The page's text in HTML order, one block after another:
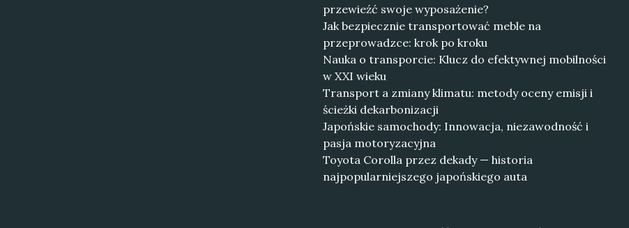
przewieźć swoje wyposażenie?
Jak bezpiecznie transportować meble na
przeprowadzce: krok po kroku
Nauka o transporcie: Klucz do efektywnej mobilności
w XXI wieku
Transport a zmiany klimatu: metody oceny emisji i
ścieżki dekarbonizacji
Japońskie samochody: Innowacja, niezawodność i
pasja motoryzacyjna
Toyota Corolla przez dekady — historia
najpopularniejszego japońskiego auta